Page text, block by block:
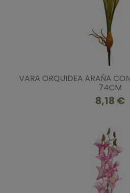
VARA ORQUIDEA ARAÑA
74CM
8,18 €